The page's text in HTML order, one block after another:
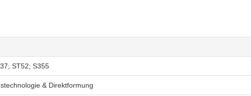
ST52; S355
& Direktformung